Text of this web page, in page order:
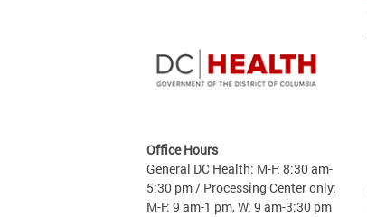
Office Hours
General DC Health: M-F: 8:30 am-
5:30 pm / Processing Center only:
M-F: 9 am-1 pm, W: 9 am-3:30 pm